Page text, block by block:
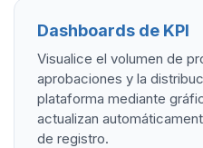
Dashboards de KPI
Visualice el volumen de
aprobaciones y la
plataforma mediante
actualizan
de registro.